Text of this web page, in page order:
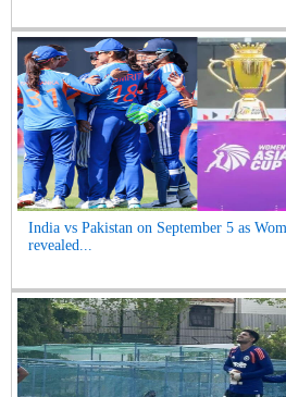
India vs Pakistan on September 5 as
revealed...